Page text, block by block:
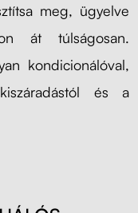
meg, ügyelve
át túlságosan.
kondicionálóval,
és a